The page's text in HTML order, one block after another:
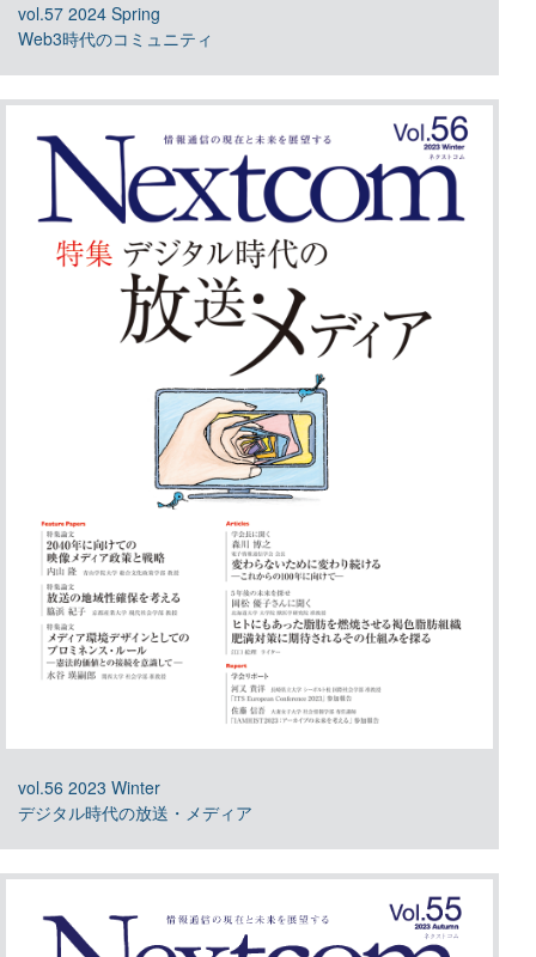
vol.57 2024 Spring
Web3時代のコミュニティ
vol.56 2023 Winter
デジタル時代の放送・メディア